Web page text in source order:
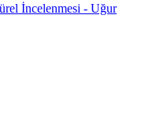
İncelenmesi - Uğur